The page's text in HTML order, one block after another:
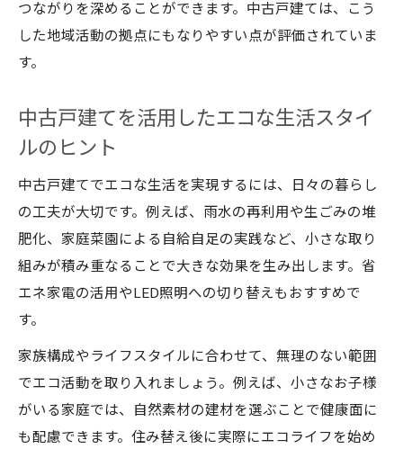
つながりを深めることができます。中古戸建ては、こう
した地域活動の拠点にもなりやすい点が評価されていま
す。
中古戸建てを活用したエコな生活スタイ
ルのヒント
中古戸建てでエコな生活を実現するには、日々の暮らし
の工夫が大切です。例えば、雨水の再利用や生ごみの堆
肥化、家庭菜園による自給自足の実践など、小さな取り
組みが積み重なることで大きな効果を生み出します。省
エネ家電の活用やLED照明への切り替えもおすすめで
す。
家族構成やライフスタイルに合わせて、無理のない範囲
でエコ活動を取り入れましょう。例えば、小さなお子様
がいる家庭では、自然素材の建材を選ぶことで健康面に
も配慮できます。住み替え後に実際にエコライフを始め